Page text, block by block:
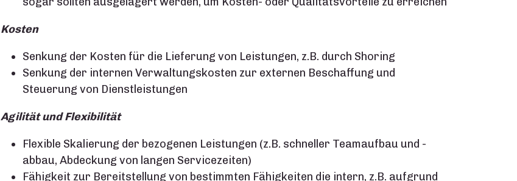
Kosten
Senkung der Kosten für die Lieferung von Leistungen, z.B. durch Shoring
Senkung der internen Verwaltungskosten zur externen Beschaffung und
Steuerung von Dienstleistungen
Agilität und Flexibilität
Flexible Skalierung der bezogenen Leistungen (z.B. schneller Teamaufbau und -
abbau, Abdeckung von langen Servicezeiten)
Fähigkeit zur Bereitstellung von bestimmten Fähigkeiten die intern, z.B. aufgrund